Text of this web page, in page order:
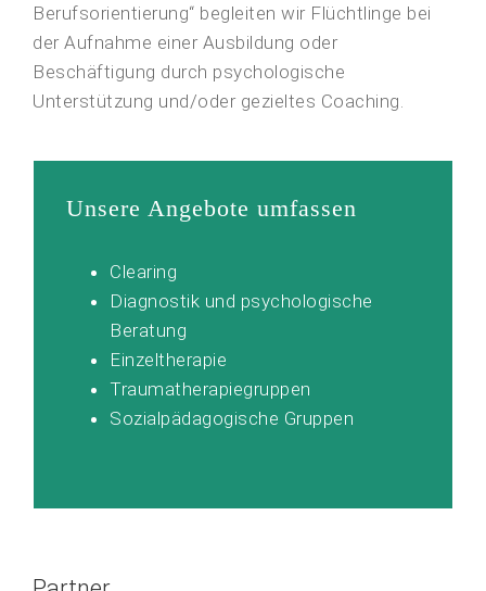
Berufsorientierung“ begleiten wir Flüchtlinge bei
der Aufnahme einer Ausbildung oder
Beschäftigung durch psychologische
Unterstützung und/oder gezieltes Coaching.
Unsere Angebote umfassen
Clearing
Diagnostik und psychologische
Beratung
Einzeltherapie
Traumatherapiegruppen
Sozialpädagogische Gruppen